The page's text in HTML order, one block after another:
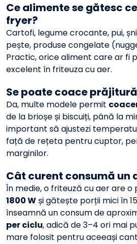
Ce alimente se gătesc
fryer?
Cartofi, legume crocante, pui,
pește, produse congelate
Practic, orice aliment care ar fi
excelent în friteuza cu aer.
Se poate coace
Da, multe modele permit
de la brioșe și biscuiți, până la
important să ajustezi
față de rețeta pentru cuptor,
marginilor.
Cât curent consumă un
În medie, o friteuză cu aer are
1800 Wși gătește porții mici în
înseamnă un consum de
per ciclu, adică de 3–4 ori mai
mare folosit pentru aceeași